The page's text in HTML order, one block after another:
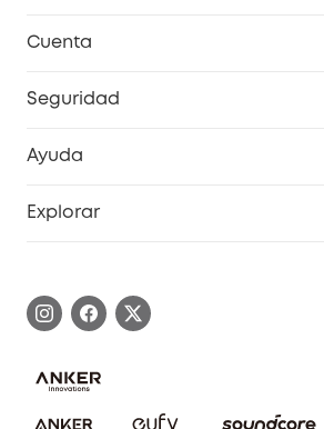
Cuenta
Seguridad
Sistemas de Alarma
Explorar todo
Ayuda
Preguntas frecuentes sobre pedidos
Explorar
Conviértete en afiliado